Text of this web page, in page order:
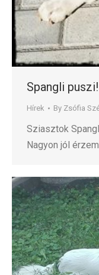
Spangli puszi!
Hírek By Zsófia
Sziasztok
Nagyon jól